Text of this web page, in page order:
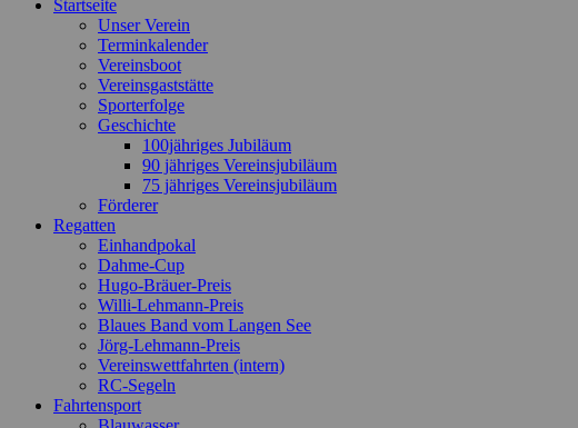
Startseite
Unser Verein
Terminkalender
Vereinsboot
Vereinsgaststätte
Sporterfolge
Geschichte
100jähriges Jubiläum
90 jähriges Vereinsjubiläum
75 jähriges Vereinsjubiläum
Förderer
Regatten
Einhandpokal
Dahme-Cup
Hugo-Bräuer-Preis
Willi-Lehmann-Preis
Blaues Band vom Langen See
Jörg-Lehmann-Preis
Vereinswettfahrten (intern)
RC-Segeln
Fahrtensport